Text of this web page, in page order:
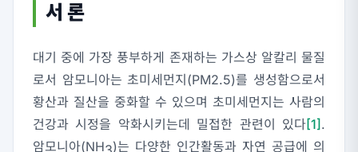
서 론
대기 중에 가장 풍부하게 존재하는 가스상 알칼리 물질
로서 암모니아는 초미세먼지(PM2.5)를 생성함으로서
황산과 질산을 중화할 수 있으며 초미세먼지는 사람의
건강과 시정을 악화시키는데 밀접한 관련이 있다[1] .
암모니아(NH )는 다양한 인간활동과 자연 공급에 의